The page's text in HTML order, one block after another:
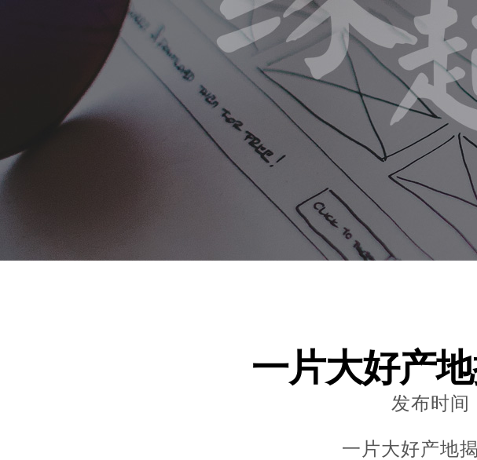
一片大好产
发布时间
一片大好产地